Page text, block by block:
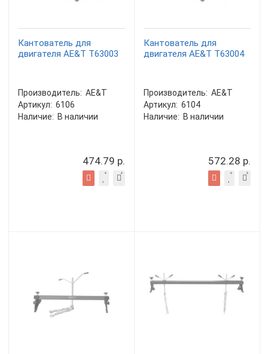
Кантователь для
двигателя AE&T Т63003
Производитель: AE&T
Артикул: 6106
Наличие: В наличии
474.79 р.
Кантователь для
двигателя AE&T Т63004
Производитель: AE&T
Артикул: 6104
Наличие: В наличии
572.28 р.